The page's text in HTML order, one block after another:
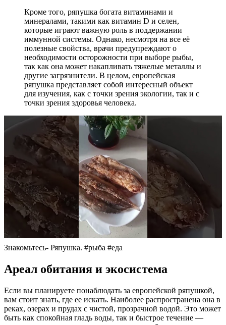
Кроме того, ряпушка богата витаминами и
минералами, такими как витамин D и селен,
которые играют важную роль в поддержании
иммунной системы. Однако, несмотря на все её
полезные свойства, врачи предупреждают о
необходимости осторожности при выборе рыбы,
так как она может накапливать тяжелые металлы и
другие загрязнители. В целом, европейская
ряпушка представляет собой интересный объект
для изучения, как с точки зрения экологии, так и с
точки зрения здоровья человека.
Знакомьтесь- Ряпушка. #рыба #еда
Ареал обитания и экосистема
Если вы планируете понаблюдать за европейской ряпушкой,
вам стоит знать, где ее искать. Наиболее распространена она в
реках, озерах и прудах с чистой, прозрачной водой. Это может
быть как спокойная гладь воды, так и быстрое течение —